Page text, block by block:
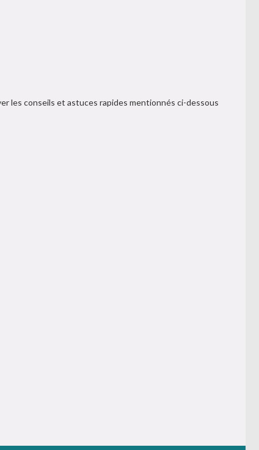
les conseils et astuces rapides mentionnés ci-dessous